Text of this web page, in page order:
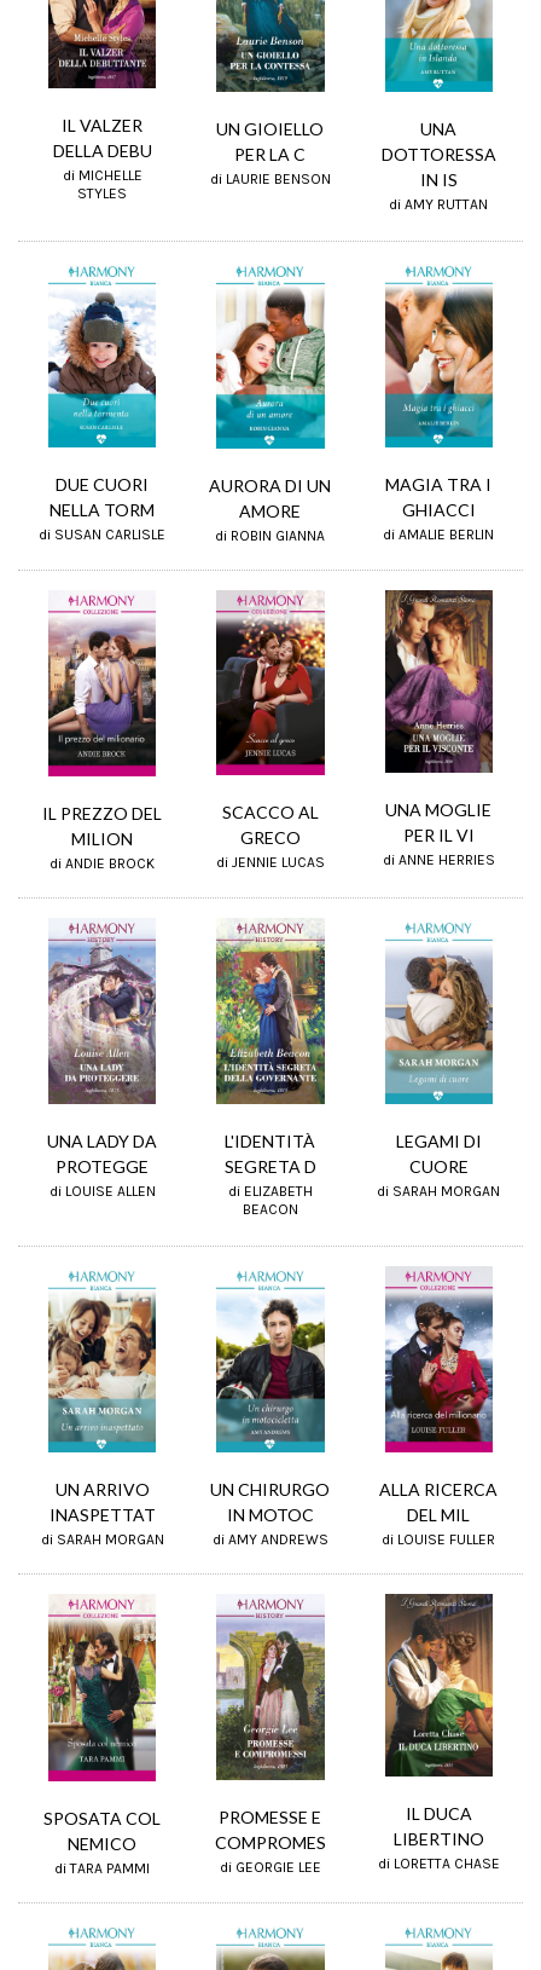
IL VALZER
DELLA DEBU
di MICHELLE
STYLES
UN GIOIELLO
PER LA C
di LAURIE BENSON
UNA
DOTTORESSA
IN IS
di AMY RUTTAN
DUE CUORI
NELLA TORM
di SUSAN CARLISLE
AURORA DI UN
AMORE
di ROBIN GIANNA
MAGIA TRA I
GHIACCI
di AMALIE BERLIN
IL PREZZO DEL
MILION
di ANDIE BROCK
SCACCO AL
GRECO
di JENNIE LUCAS
UNA MOGLIE
PER IL VI
di ANNE HERRIES
UNA LADY DA
PROTEGGE
di LOUISE ALLEN
L'IDENTITÀ
SEGRETA D
di ELIZABETH
BEACON
LEGAMI DI
CUORE
di SARAH MORGAN
UN ARRIVO
INASPETTAT
di SARAH MORGAN
UN CHIRURGO
IN MOTOC
di AMY ANDREWS
ALLA RICERCA
DEL MIL
di LOUISE FULLER
SPOSATA COL
NEMICO
di TARA PAMMI
PROMESSE E
COMPROMES
di GEORGIE LEE
IL DUCA
LIBERTINO
di LORETTA CHASE